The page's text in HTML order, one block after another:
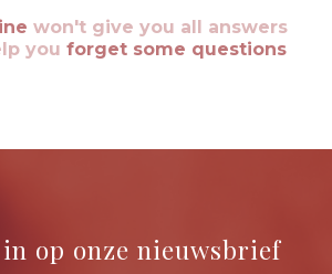
won't give you all answers
you forget some questions
op onze nieuwsbrief